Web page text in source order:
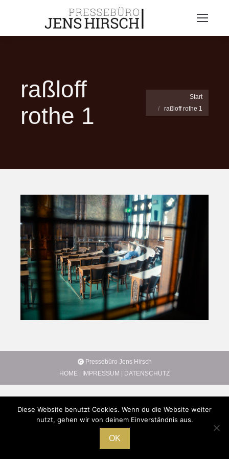
raßloff
rothe 1
Sie befinden sich hier:
Start
raßloff rothe 1
Pressebüro Jens Hirsch
HOME
IMPRESSUM DATENSCHUTZ
Diese Website benutzt Cookies. Wenn du die Website weiter
nutzt, gehen wir von deinem Einverständnis aus.
OK